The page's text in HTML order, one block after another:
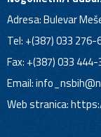
Adresa: Bulevar
Tel: +(387) 033 276-
Fax: +(387) 033
Email:
Web stranica: